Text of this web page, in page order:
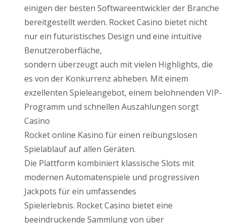
einigen der besten Softwareentwickler der Branche
bereitgestellt werden. Rocket Casino bietet nicht
nur ein futuristisches Design und eine intuitive
Benutzeroberfläche,
sondern überzeugt auch mit vielen Highlights, die
es von der Konkurrenz abheben. Mit einem
exzellenten Spieleangebot, einem belohnenden VIP-
Programm und schnellen Auszahlungen sorgt
Casino
Rocket online Kasino für einen reibungslosen
Spielablauf auf allen Geräten.
Die Plattform kombiniert klassische Slots mit
modernen Automatenspiele und progressiven
Jackpots für ein umfassendes
Spielerlebnis. Rocket Casino bietet eine
beeindruckende Sammlung von über